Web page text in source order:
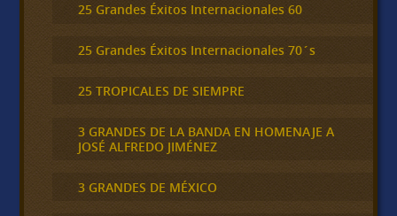
25 Grandes Éxitos Internacionales 60
25 Grandes Éxitos Internacionales 70´s
25 TROPICALES DE SIEMPRE
3 GRANDES DE LA BANDA EN HOMENAJE A
JOSÉ ALFREDO JIMÉNEZ
3 GRANDES DE MÉXICO